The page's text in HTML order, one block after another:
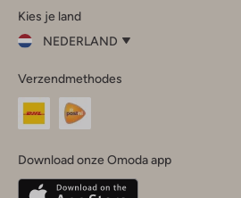
InstagramFacebook
Kies je land
NEDERLAND
je
land
Nederland
Belgique(Français)
Verzendmethodes
Download onze Omoda app